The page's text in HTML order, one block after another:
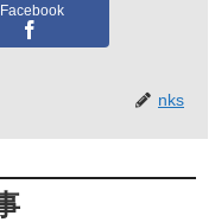
Facebook
nks